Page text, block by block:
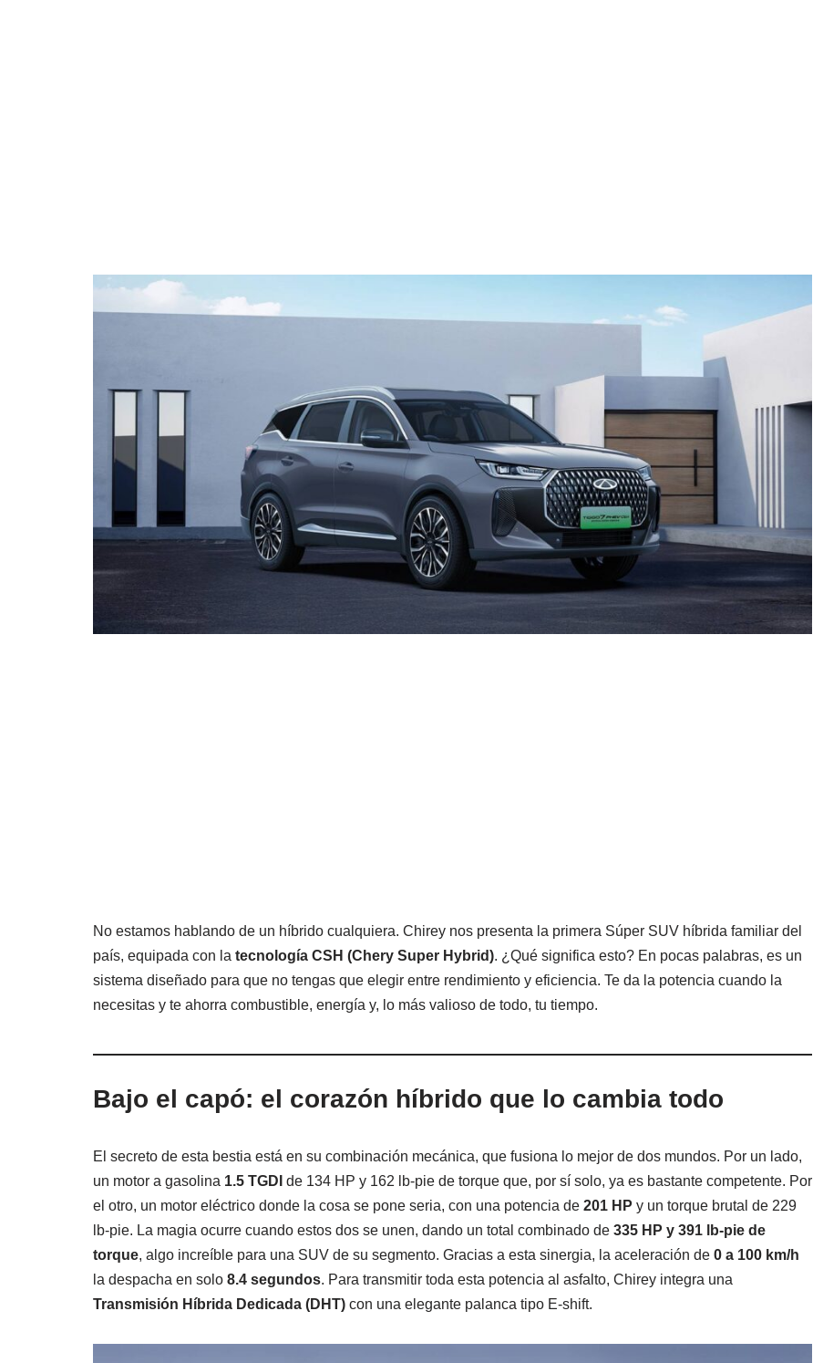
No estamos hablando de un híbrido cualquiera. Chirey nos presenta la primera Súper SUV híbrida familiar del
país, equipada con la tecnología CSH (Chery Super Hybrid). ¿Qué significa esto? En pocas palabras, es un
sistema diseñado para que no tengas que elegir entre rendimiento y eficiencia. Te da la potencia cuando la
necesitas y te ahorra combustible, energía y, lo más valioso de todo, tu tiempo.
Bajo el capó: el corazón híbrido que lo cambia todo
El secreto de esta bestia está en su combinación mecánica, que fusiona lo mejor de dos mundos. Por un lado,
un motor a gasolina 1.5 TGDI de 134 HP y 162 lb-pie de torque que, por sí solo, ya es bastante competente. Por
el otro, un motor eléctrico donde la cosa se pone seria, con una potencia de 201 HP y un torque brutal de 229
lb-pie. La magia ocurre cuando estos dos se unen, dando un total combinado de 335 HP y 391 lb-pie de
torque, algo increíble para una SUV de su segmento. Gracias a esta sinergia, la aceleración de 0 a 100 km/h
la despacha en solo 8.4 segundos. Para transmitir toda esta potencia al asfalto, Chirey integra una
Transmisión Híbrida Dedicada (DHT) con una elegante palanca tipo E-shift.